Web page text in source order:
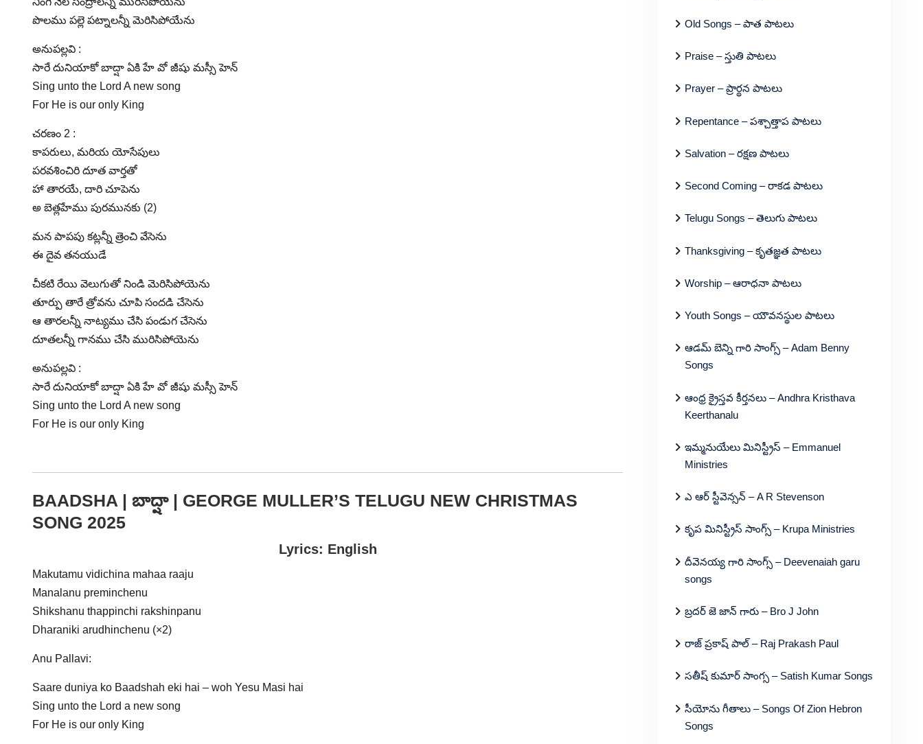
పొలము పల్లె పట్నాలన్నీ మెరిసిపోయేను
అనుపల్లవి :
సారే దునియాకో బాద్షా ఏకి హే వో జీషు మస్సీ హెన్
Sing unto the Lord A new song
For He is our only King
చరణం 2 :
కాపరులు, మరియ యోసేపులు
పరవశించిరి దూత వార్తతో
హా తారయే, దారి చూపెను
అ బెత్లహేము పురమునకు (2)
మన పాపపు కట్లన్నీ త్రెంచి వేసెను
ఈ దైవ తనయుడే
చీకటి రేయి వెలుగుతో నిండి మెరిసిపోయెను
తూర్పు తారే త్రోవను చూపి సందడి చేసెను
ఆ తారలన్నీ నాట్యము చేసి పండుగ చేసెను
దూతలన్నీ గానము చేసి మురిసిపోయెను
అనుపల్లవి :
సారే దునియాకో బాద్షా ఏకి హే వో జీషు మస్సీ హెన్
Sing unto the Lord A new song
For He is our only King
BAADSHA | బాద్షా | GEORGE MULLER’S TELUGU NEW CHRISTMAS
SONG 2025
Lyrics: English
Makutamu vidichina mahaa raaju
Manalanu preminchenu
Shikshanu thappinchi rakshinpanu
Dharaniki arudhinchenu (×2)
Anu Pallavi:
Saare duniya ko Baadshah eki hai – woh Yesu Masi hai
Sing unto the Lord a new song
For He is our only King
Old Songs – పాత పాటలు
Praise – స్తుతి పాటలు
Prayer – ప్రార్థన పాటలు
Repentance – పశ్చాత్తాప పాటలు
Salvation – రక్షణ పాటలు
Second Coming – రాకడ పాటలు
Telugu Songs – తెలుగు పాటలు
Thanksgiving – కృతజ్ఞత పాటలు
Worship – ఆరాధనా పాటలు
Youth Songs – యౌవనస్థుల పాటలు
ఆడమ్ బెన్ని గారి సాంగ్స్ – Adam Benny
Songs
ఆంధ్ర క్రైస్తవ కీర్తనలు – Andhra Kristhava
Keerthanalu
ఇమ్మనుయేలు మినిస్ట్రీస్ – Emmanuel
Ministries
ఎ ఆర్ స్టీవెన్సన్ – A R Stevenson
కృప మినిస్ట్రీస్ సాంగ్స్ – Krupa Ministries
దీవెనయ్య గారి సాంగ్స్ – Deevenaiah garu
songs
బ్రదర్ జె జాన్ గారు – Bro J John
రాజ్ ప్రకాష్ పాల్ – Raj Prakash Paul
సతీష్ కుమార్ సాంగ్స – Satish Kumar Songs
సీయోను గీతాలు – Songs Of Zion Hebron
Songs